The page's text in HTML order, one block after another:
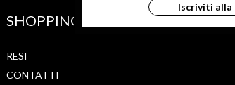
SHOPPING
RESI
CONTATTI
Iscriviti